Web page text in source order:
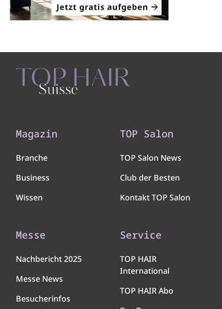
Magazin
Branche
Business
Wissen
TOP Salon
TOP Salon News
Club der Besten
Kontakt TOP Salon
Messe
Nachbericht 2025
Messe News
Besucherinfos
Service
TOP HAIR
International
TOP HAIR Abo